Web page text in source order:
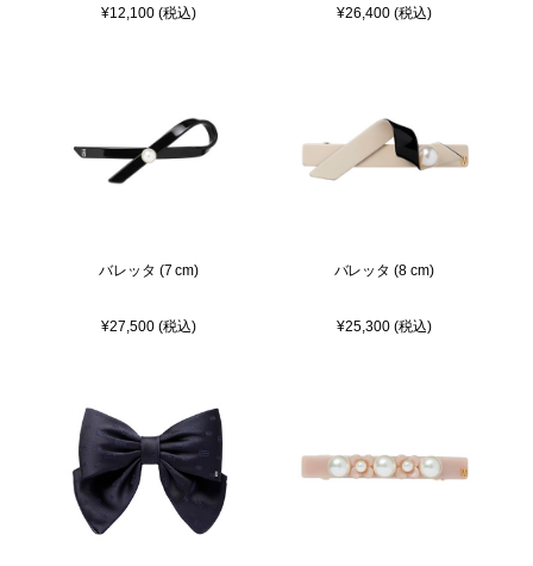
¥12,100 (税込)
¥26,400 (税込)
バレッタ (7 cm)
¥27,500 (税込)
バレッタ (8 cm)
¥25,300 (税込)